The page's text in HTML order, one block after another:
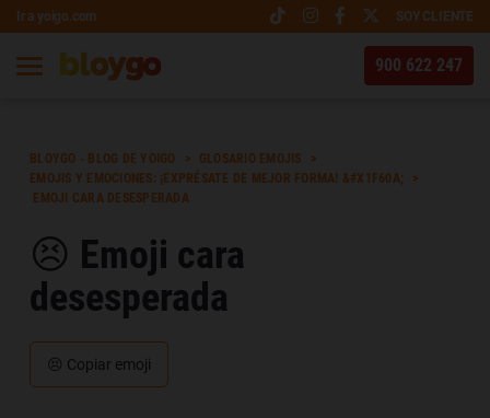
Ir a yoigo.com SOY CLIENTE
900 622 247
BLOYGO - BLOG DE YOIGO
GLOSARIO EMOJIS
EMOJIS Y EMOCIONES: ¡EXPRÉSATE DE MEJOR FORMA! &#X1F60A;
​ EMOJI CARA DESESPERADA
😣​ Emoji cara
desesperada
😣 Copiar emoji